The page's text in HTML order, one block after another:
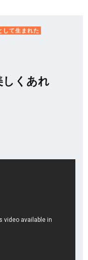
して生まれた
しくあれ